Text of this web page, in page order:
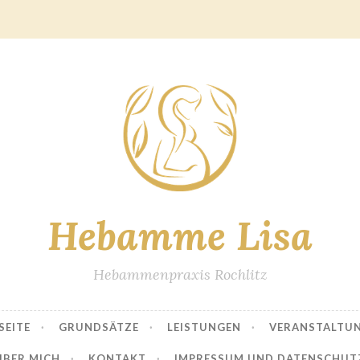
Hebamme Lisa
Hebammenpraxis Rochlitz
GRUNDSÄTZE LEISTUNGEN